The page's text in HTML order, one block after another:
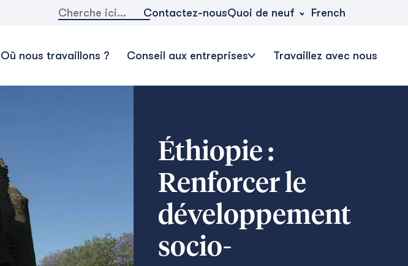
Rechercher: Contactez-nousQuoi de neuf French
Où nous travaillons ? Conseil aux entreprises Travaillez avec nous
Éthiopie :
Renforcer le
développement
socio-